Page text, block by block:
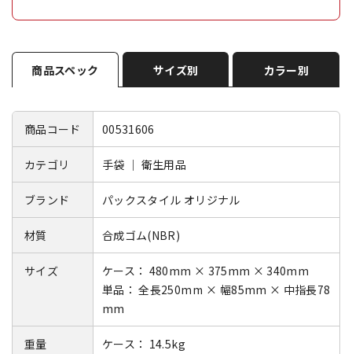
商品スペック サイズ別 カラー別
商品コード 00531606
カテゴリ 手袋 ｜ 衛生用品
ブランド パックスタイル オリジナル
材質 合成ゴム(NBR)
サイズ
ケース： 480mm × 375mm × 340mm
単品： 全長250mm × 幅85mm × 中指長78
mm
重量
ケース： 14.5kg